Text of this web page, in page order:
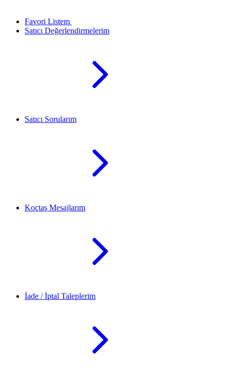
Favori Listem
Satıcı Değerlendirmelerim
Satıcı Sorularım
Koçtaş Mesajlarım
İade / İptal Taleplerim